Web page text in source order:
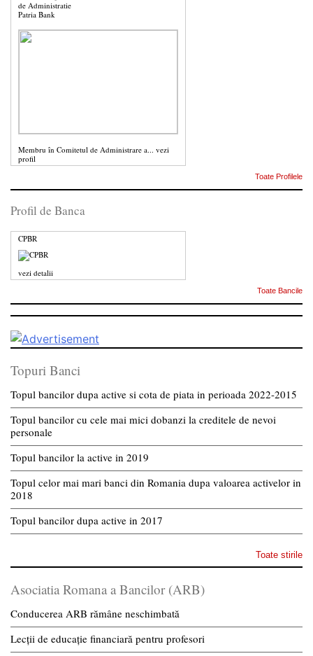
de Administratie
Patria Bank
Membru în Comitetul de Administrare a... vezi
profil
Toate Profilele
Profil de Banca
CPBR
vezi detalii
Toate Bancile
Topuri Banci
Topul bancilor dupa active si cota de piata in perioada 2022-2015
Topul bancilor cu cele mai mici dobanzi la creditele de nevoi
personale
Topul bancilor la active in 2019
Topul celor mai mari banci din Romania dupa valoarea activelor in
2018
Topul bancilor dupa active in 2017
Toate stirile
Asociatia Romana a Bancilor (ARB)
Conducerea ARB rămâne neschimbată
Lecții de educație financiară pentru profesori